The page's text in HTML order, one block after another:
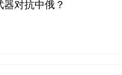
对抗中俄？